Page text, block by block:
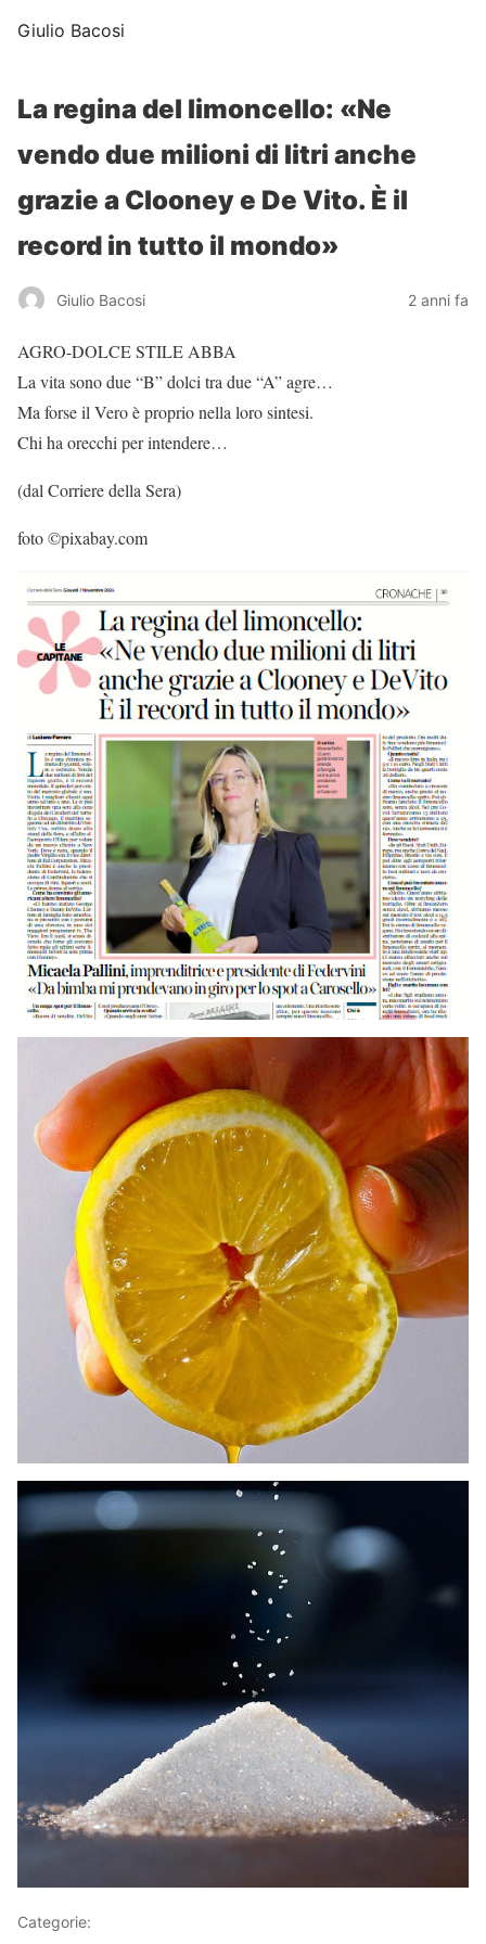
Giulio Bacosi
La regina del limoncello: «Ne
vendo due milioni di litri anche
grazie a Clooney e De Vito. È il
record in tutto il mondo»
Giulio Bacosi 2 anni fa
AGRO-DOLCE STILE ABBA
La vita sono due “B” dolci tra due “A” agre…
Ma forse il Vero è proprio nella loro sintesi.
Chi ha orecchi per intendere…
(dal Corriere della Sera)
foto ©pixabay.com
Categorie: